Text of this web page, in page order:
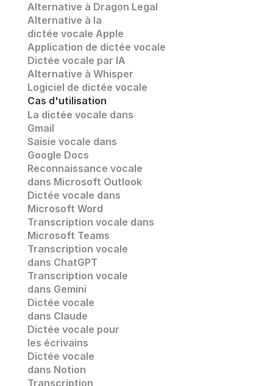
Alternative à Dragon Legal
Alternative à la
dictée vocale Apple
Application de dictée vocale
Dictée vocale par IA
Alternative à Whisper
Logiciel de dictée vocale
Cas d'utilisation
La dictée vocale dans
Gmail
Saisie vocale dans
Google Docs
Reconnaissance vocale
dans Microsoft Outlook
Dictée vocale dans
Microsoft Word
Transcription vocale dans
Microsoft Teams
Transcription vocale
dans ChatGPT
Transcription vocale
dans Gemini
Dictée vocale
dans Claude
Dictée vocale pour
les écrivains
Dictée vocale
dans Notion
Transcription